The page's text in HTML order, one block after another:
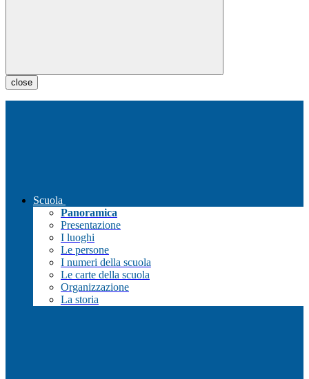
close
Scuola
Panoramica
Presentazione
I luoghi
Le persone
I numeri della scuola
Le carte della scuola
Organizzazione
La storia